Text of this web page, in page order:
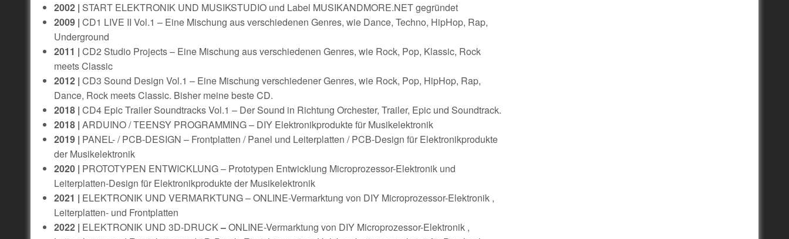
2002 | START ELEKTRONIK UND MUSIKSTUDIO und Label MUSIKANDMORE.NET gegründet
2009 | CD1 LIVE II Vol.1 – Eine Mischung aus verschiedenen Genres, wie Dance, Techno, HipHop, Rap,
Underground
2011 | CD2 Studio Projects – Eine Mischung aus verschiedenen Genres, wie Rock, Pop, Klassic, Rock
meets Classic
2012 | CD3 Sound Design Vol.1 – Eine Mischung verschiedener Genres, wie Rock, Pop, HipHop, Rap,
Dance, Rock meets Classic. Bisher meine beste CD.
2018 | CD4 Epic Trailer Soundtracks Vol.1 – Der Sound in Richtung Orchester, Trailer, Epic und Soundtrack.
2018 | ARDUINO / TEENSY PROGRAMMING – DIY Elektronikprodukte für Musikelektronik
2019 | PANEL- / PCB-DESIGN – Frontplatten / Panel und Leiterplatten / PCB-Design für Elektronikprodukte
der Musikelektronik
2020 | PROTOTYPEN ENTWICKLUNG – Prototypen Entwicklung Microprozessor-Elektronik und
Leiterplatten-Design für Elektronikprodukte der Musikelektronik
2021 | ELEKTRONIK UND VERMARKTUNG – ONLINE-Vermarktung von DIY Microprozessor-Elektronik ,
Leiterplatten- und Frontplatten
2022 | ELEKTRONIK UND 3D-DRUCK–ONLINE-Vermarktung von DIY Microprozessor-Elektronik ,